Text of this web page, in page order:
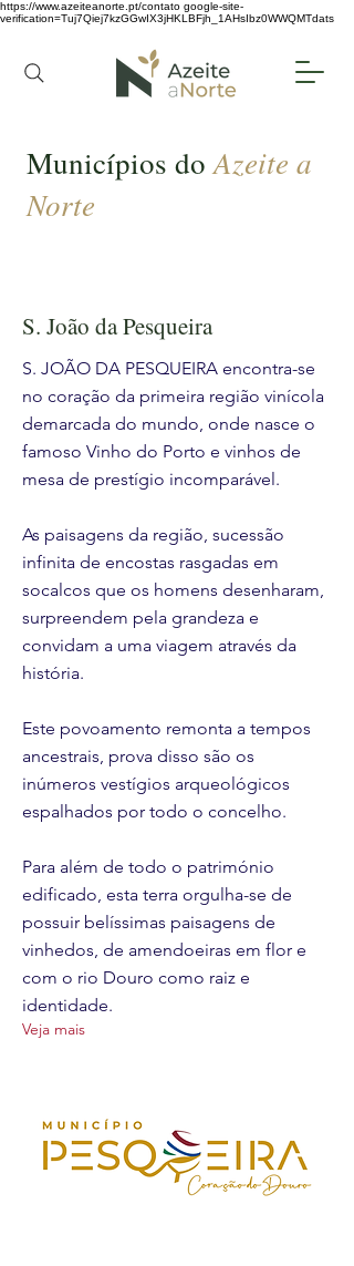
https://www.azeiteanorte.pt/contato google-site-
verification=Tuj7Qiej7kzGGwIX3jHKLBFjh_1AHsIbz0WWQMTdats
Municípios doAzeite a
Norte
S. João da Pesqueira
S. JOÃO DA PESQUEIRA encontra-se
no coração da primeira região vinícola
demarcada do mundo, onde nasce o
famoso Vinho do Porto e vinhos de
mesa de prestígio incomparável.
As paisagens da região, sucessão
infinita de encostas rasgadas em
socalcos que os homens desenharam,
surpreendem pela grandeza e
convidam a uma viagem através da
história.
Este povoamento remonta a tempos
ancestrais, prova disso são os
inúmeros vestígios arqueológicos
espalhados por todo o concelho.
Para além de todo o património
edificado, esta terra orgulha-se de
possuir belíssimas paisagens de
vinhedos, de amendoeiras em flor e
com o rio Douro como raiz e
identidade.
Veja mais